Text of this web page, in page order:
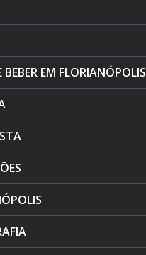
BEBER EM FLORIANÓPOLIS